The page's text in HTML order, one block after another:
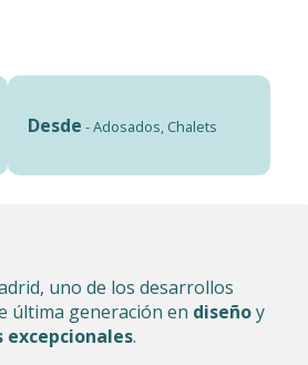
Desde - Adosados, Chalets
uno de los desarrollos
última generación en diseñoy
excepcionales.